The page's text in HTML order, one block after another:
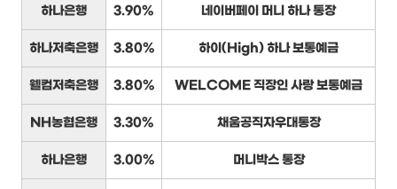
하나은행 3.90% 네이버페이 머니 하나 통장
하나저축은행 3.80% 하이(High) 하나 보통예금
웰컴저축은행 3.80% WELCOME 직장인 사랑 보통예금
NH농협은행 3.30% 채움공직자우대통장
하나은행 3.00% 머니박스 통장